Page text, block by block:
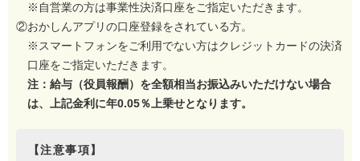
※自営業の方は事業性決済口座をご指定いただきます。
②おかしんアプリの口座登録をされている方。
※スマートフォンをご利用でない方はクレジットカードの決済
口座をご指定いただきます。
注：給与（役員報酬）を全額相当お振込みいただけない場合
は、上記金利に年0.05％上乗せとなります。
【注意事項】